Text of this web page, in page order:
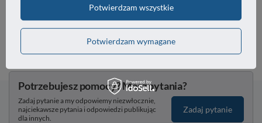
2,25 zł
Potrzebujesz pomocy? Masz pytania?
Zadaj pytanie a my odpowiemy niezwłocznie,
najciekawsze pytania i odpowiedzi publikując
dla innych.
Zadaj pytanie
Potwierdzam wymagane
Potwierdzam wszystkie